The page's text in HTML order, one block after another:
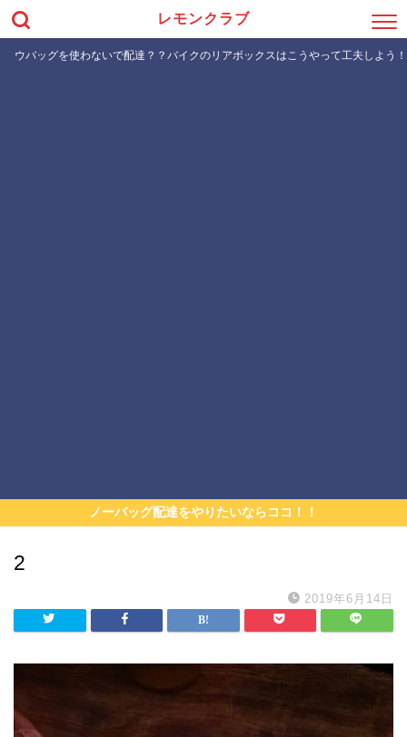
レモンクラブ
ウバッグを使わないで配達？？バイクのリアボックスはこうやって工夫しよう
ノーバッグ配達をやりたいならココ！！
2
2019年6月14日